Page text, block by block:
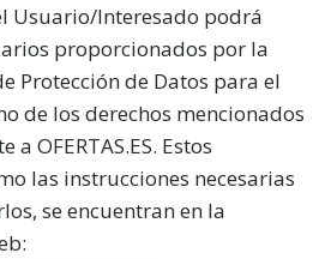
Usuario/Interesado podrá
proporcionados por la
Protección de Datos para el
de los derechos mencionados
OFERTAS.ES. Estos
las instrucciones necesarias
se encuentran en la